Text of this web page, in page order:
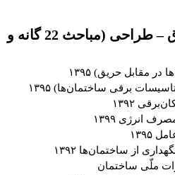
مواد امتحانی آزمون برق – طراحی (مباحث 22 گانه و
مقابل حريق) ۱۳۹۵
برقی ساختمان‌ها) ۱۳۹۵
۱۳۹۲
انرژی ۱۳۹۹
از ساختمان­‌ها ۱۳۹۲
ملّی ساختمان